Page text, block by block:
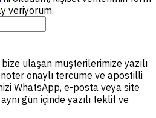
veriyorum.
ulaşan müşterilerimize yazılı
onaylı tercüme ve apostilli
WhatsApp, e-posta veya site
gün içinde yazılı teklif ve